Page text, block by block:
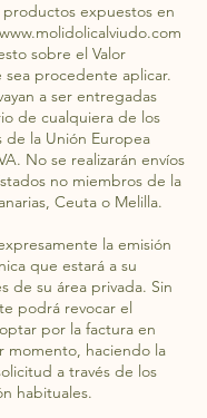
expuestos en
www.molidolicalviudo.com
sobre el Valor
sea procedente aplicar.
a ser entregadas
de cualquiera de los
de la Unión Europea
No se realizarán envíos
no miembros de la
Ceuta o Melilla.
la emisión
que estará a su
de su área privada. Sin
podrá revocar el
por la factura en
momento, haciendo la
a través de los
habituales.